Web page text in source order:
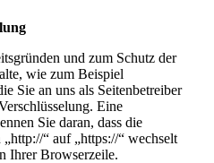
und zum Schutz der
wie zum Beispiel
Sie an uns als Seitenbetreiber
Eine
Sie daran, dass die
“ auf „https://“ wechselt
Ihrer Browserzeile.